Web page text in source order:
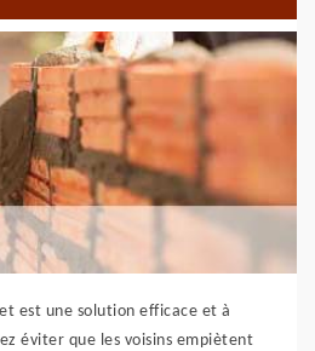
est une solution efficace et à
éviter que les voisins empiètent